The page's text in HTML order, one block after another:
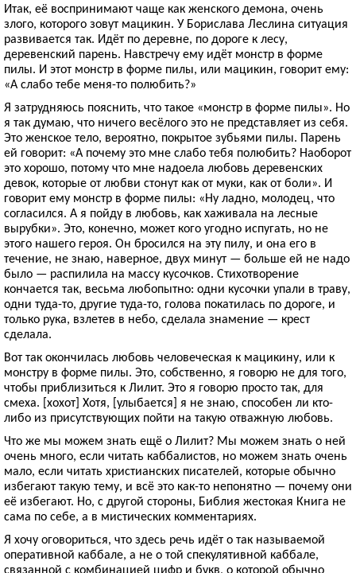
Итак, её воспринимают чаще как женского демона, очень
злого, которого зовут мацикин. У Борислава Леслина ситуация
развивается так. Идёт по деревне, по дороге к лесу,
деревенский парень. Навстречу ему идёт монстр в форме
пилы. И этот монстр в форме пилы, или мацикин, говорит ему:
«А слабо тебе меня-то полюбить?»
Я затрудняюсь пояснить, что такое «монстр в форме пилы». Но
я так думаю, что ничего весёлого это не представляет из себя.
Это женское тело, вероятно, покрытое зубьями пилы. Парень
ей говорит: «А почему это мне слабо тебя полюбить? Наоборот
это хорошо, потому что мне надоела любовь деревенских
девок, которые от любви стонут как от муки, как от боли». И
говорит ему монстр в форме пилы: «Ну ладно, молодец, что
согласился. А я пойду в любовь, как хаживала на лесные
вырубки». Это, конечно, может кого угодно испугать, но не
этого нашего героя. Он бросился на эту пилу, и она его в
течение, не знаю, наверное, двух минут — больше ей не надо
было — распилила на массу кусочков. Стихотворение
кончается так, весьма любопытно: одни кусочки упали в траву,
одни туда-то, другие туда-то, голова покатилась по дороге, и
только рука, взлетев в небо, сделала знамение — крест
сделала.
Вот так окончилась любовь человеческая к мацикину, или к
монстру в форме пилы. Это, собственно, я говорю не для того,
чтобы приблизиться к Лилит. Это я говорю просто так, для
смеха. [хохот] Хотя, [улыбается] я не знаю, способен ли кто-
либо из присутствующих пойти на такую отважную любовь.
Что же мы можем знать ещё о Лилит? Мы можем знать о ней
очень много, если читать каббалистов, но можем знать очень
мало, если читать христианских писателей, которые обычно
избегают такую тему, и всё это как-то непонятно — почему они
её избегают. Но, с другой стороны, Библия жестокая Книга не
сама по себе, а в мистических комментариях.
Я хочу оговориться, что здесь речь идёт о так называемой
оперативной каббале, а не о той спекулятивной каббале,
связанной с комбинацией цифр и букв, о которой обычно